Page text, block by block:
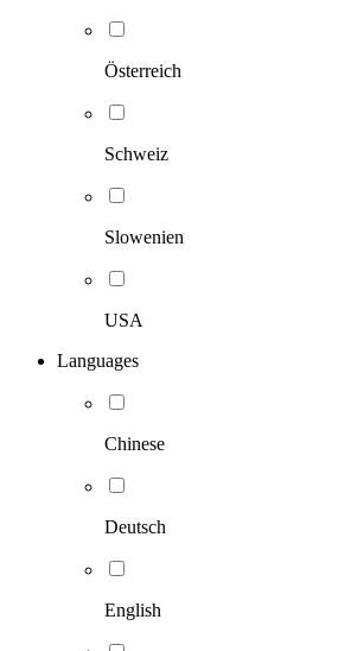
Österreich
Schweiz
Slowenien
USA
Languages
Chinese
Deutsch
English